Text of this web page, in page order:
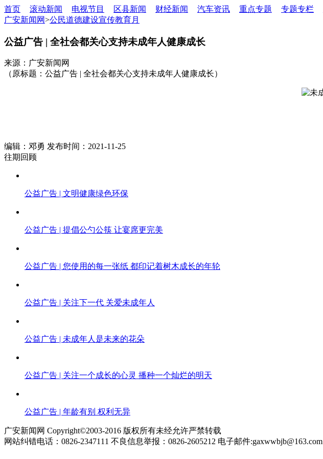
首页 滚动新闻 电视节目 区县新闻 财经新闻 汽车资讯 重点专题 专题专栏
广安新闻网>公民道德建设宣传教育月
公益广告 | 全社会都关心支持未成年人健康成长
来源：广安新闻网
（原标题：公益广告 | 全社会都关心支持未成年人健康成长）
编辑：邓勇 发布时间：2021-11-25
往期回顾
公益广告 | 文明健康绿色环保
公益广告 | 提倡公勺公筷 让宴席更完美
公益广告 | 您使用的每一张纸 都印记着树木成长的年轮
公益广告 | 关注下一代 关爱未成年人
公益广告 | 未成年人是未来的花朵
公益广告 | 关注一个成长的心灵 播种一个灿烂的明天
公益广告 | 年龄有别 权利无异
广安新闻网 Copyright©2003-2016 版权所有未经允许严禁转载
网站纠错电话：0826-2347111 不良信息举报：0826-2605212 电子邮件:gaxwwbjb@163.com